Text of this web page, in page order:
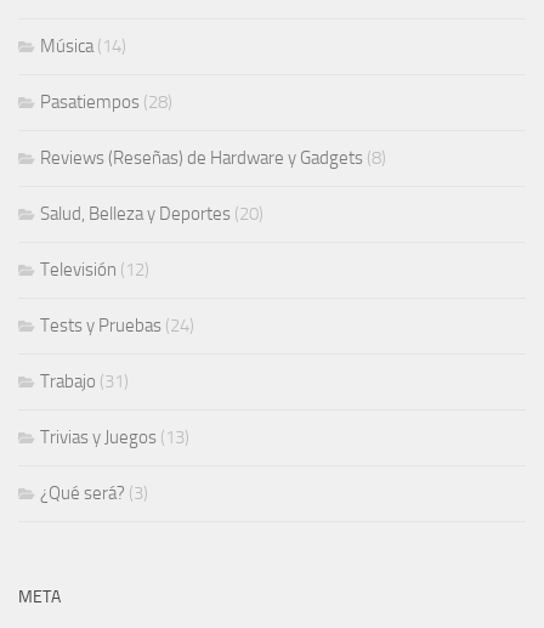
Música(14)
Pasatiempos (28)
Reviews (Reseñas) de Hardware y Gadgets (8)
Salud, Belleza y Deportes (20)
Televisión (12)
Tests y Pruebas (24)
Trabajo (31)
Trivias y Juegos (13)
¿Qué será? (3)
META